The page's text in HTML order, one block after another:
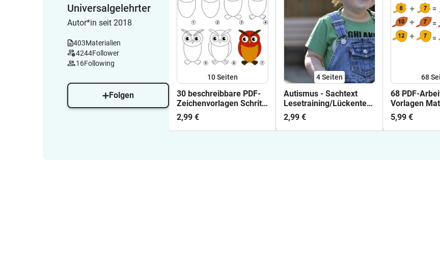
Universalgelehrter
Autor*in seit 2018
403Materialien
4244Follower
16Following
Folgen
10Seiten
30 beschreibbare PDF-
Zeichenvorlagen Schritt
für Schritt
2,99 €
4Seiten
Autismus - Sachtext
Lesetraining/Lückentext
HSU/DaF/DaZ
2,99 €
68
68 PDF-
Vorlagen
GS 1 Lehrplan
5,99 €